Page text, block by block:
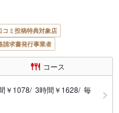
コミ投稿特典対象店
請求書発行事業者
コース
￥1078/ 3時間￥1628/ 毎